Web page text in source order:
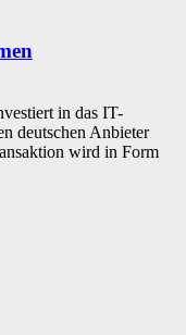
in das IT-
deutschen Anbieter
wird in Form